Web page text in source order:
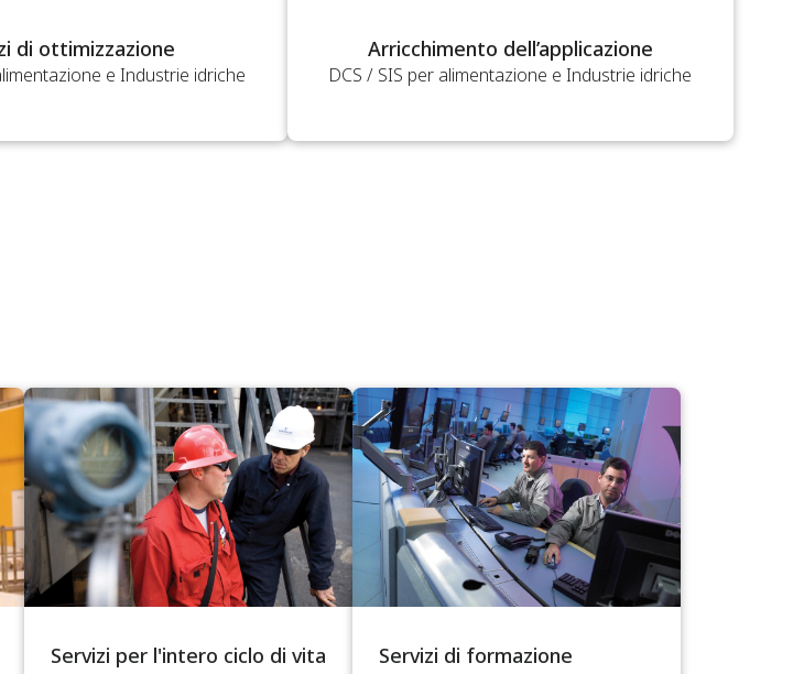
di ottimizzazione
e Industrie idriche
Arricchimento dell’applicazione
DCS / SIS per alimentazione e Industrie idriche
Servizi per l'intero ciclo di vita Servizi di formazione